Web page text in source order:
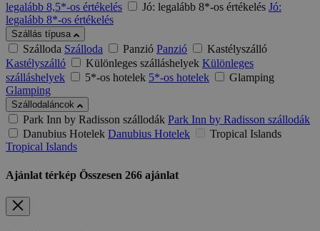
legalább 8,5*-os értékelés
Jó: legalább 8*-os értékelés Jó:
legalább 8*-os értékelés
Szállás típusa
Szálloda Szálloda Panzió Panzió
Kastélyszálló
Kastélyszálló
Különleges szálláshelyek Különleges
szálláshelyek
5*-os hotelek 5*-os hotelek
Glamping
Glamping
Szállodaláncok
Park Inn by Radisson szállodák Park Inn by Radisson szállodák
Danubius Hotelek Danubius Hotelek
Tropical Islands
Tropical Islands
Ajánlat térkép Összesen 266 ajánlat